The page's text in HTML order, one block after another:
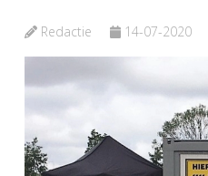
Redactie 14-07-2020